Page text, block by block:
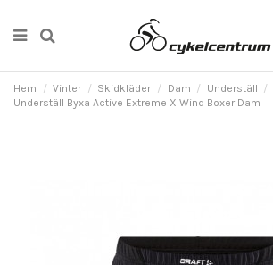
Hem Vinter Skidkläder Dam Underställ
Underställ Byxa Active Extreme X Wind Boxer Dam